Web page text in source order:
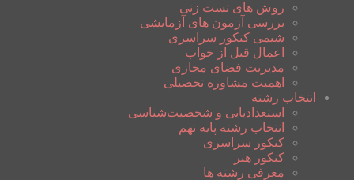
روش های تست زنی
بررسی آزمون های آزمایشی
شیمی کنکور سراسری
اعمال قبل از خواب
مدیریت فضای مجازی
اهمیت مشاوره تحصیلی
انتخاب رشته
استعدادیابی و شخصیت‌شناسی
انتخاب رشته پایه نهم
کنکور سراسری
کنکور هنر
معرفی رشته ها